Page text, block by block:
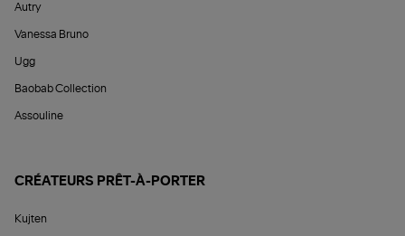
Autry
Vanessa Bruno
Ugg
Baobab Collection
Assouline
CRÉATEURS PRÊT-À-PORTER
Kujten